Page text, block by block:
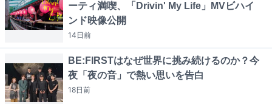
ーティ満喫、「Drivin' My Life」MVビハイ
ンド映像公開
14日前
BE:FIRSTはなぜ世界に挑み続けるのか？今
夜「夜の音」で熱い思いを告白
18日前